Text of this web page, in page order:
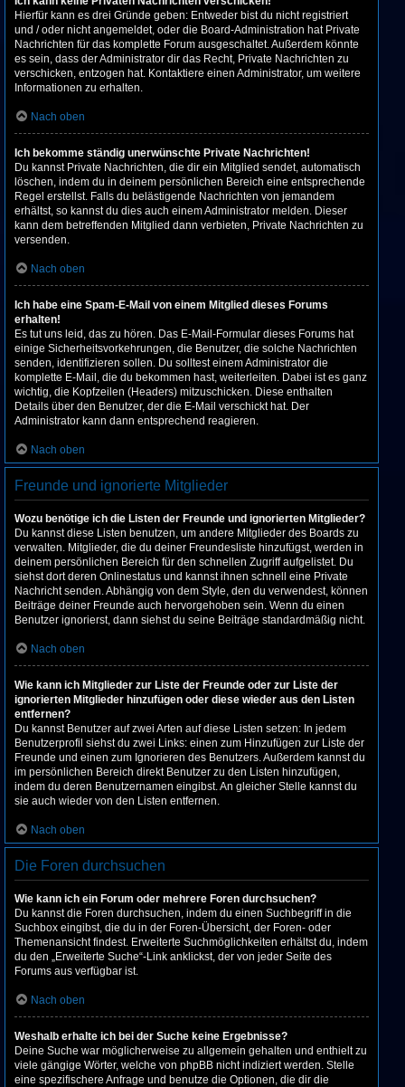
Hierfür kann es drei Gründe geben: Entweder bist du nicht registriert
und / oder nicht angemeldet, oder die Board-Administration hat Private
Nachrichten für das komplette Forum ausgeschaltet. Außerdem könnte
es sein, dass der Administrator dir das Recht, Private Nachrichten zu
verschicken, entzogen hat. Kontaktiere einen Administrator, um weitere
Informationen zu erhalten.
Nach oben
Ich bekomme ständig unerwünschte Private Nachrichten!
Du kannst Private Nachrichten, die dir ein Mitglied sendet, automatisch
löschen, indem du in deinem persönlichen Bereich eine entsprechende
Regel erstellst. Falls du belästigende Nachrichten von jemandem
erhältst, so kannst du dies auch einem Administrator melden. Dieser
kann dem betreffenden Mitglied dann verbieten, Private Nachrichten zu
versenden.
Nach oben
Ich habe eine Spam-E-Mail von einem Mitglied dieses Forums
erhalten!
Es tut uns leid, das zu hören. Das E-Mail-Formular dieses Forums hat
einige Sicherheitsvorkehrungen, die Benutzer, die solche Nachrichten
senden, identifizieren sollen. Du solltest einem Administrator die
komplette E-Mail, die du bekommen hast, weiterleiten. Dabei ist es ganz
wichtig, die Kopfzeilen (Headers) mitzuschicken. Diese enthalten
Details über den Benutzer, der die E-Mail verschickt hat. Der
Administrator kann dann entsprechend reagieren.
Nach oben
Freunde und ignorierte Mitglieder
Wozu benötige ich die Listen der Freunde und ignorierten Mitglieder?
Du kannst diese Listen benutzen, um andere Mitglieder des Boards zu
verwalten. Mitglieder, die du deiner Freundesliste hinzufügst, werden in
deinem persönlichen Bereich für den schnellen Zugriff aufgelistet. Du
siehst dort deren Onlinestatus und kannst ihnen schnell eine Private
Nachricht senden. Abhängig von dem Style, den du verwendest, können
Beiträge deiner Freunde auch hervorgehoben sein. Wenn du einen
Benutzer ignorierst, dann siehst du seine Beiträge standardmäßig nicht.
Nach oben
Wie kann ich Mitglieder zur Liste der Freunde oder zur Liste der
ignorierten Mitglieder hinzufügen oder diese wieder aus den Listen
entfernen?
Du kannst Benutzer auf zwei Arten auf diese Listen setzen: In jedem
Benutzerprofil siehst du zwei Links: einen zum Hinzufügen zur Liste der
Freunde und einen zum Ignorieren des Benutzers. Außerdem kannst du
im persönlichen Bereich direkt Benutzer zu den Listen hinzufügen,
indem du deren Benutzernamen eingibst. An gleicher Stelle kannst du
sie auch wieder von den Listen entfernen.
Nach oben
Die Foren durchsuchen
Wie kann ich ein Forum oder mehrere Foren durchsuchen?
Du kannst die Foren durchsuchen, indem du einen Suchbegriff in die
Suchbox eingibst, die du in der Foren-Übersicht, der Foren- oder
Themenansicht findest. Erweiterte Suchmöglichkeiten erhältst du, indem
du den „Erweiterte Suche“-Link anklickst, der von jeder Seite des
Forums aus verfügbar ist.
Nach oben
Weshalb erhalte ich bei der Suche keine Ergebnisse?
Deine Suche war möglicherweise zu allgemein gehalten und enthielt zu
viele gängige Wörter, welche von phpBB nicht indiziert werden. Stelle
eine spezifischere Anfrage und benutze die Optionen, die dir die